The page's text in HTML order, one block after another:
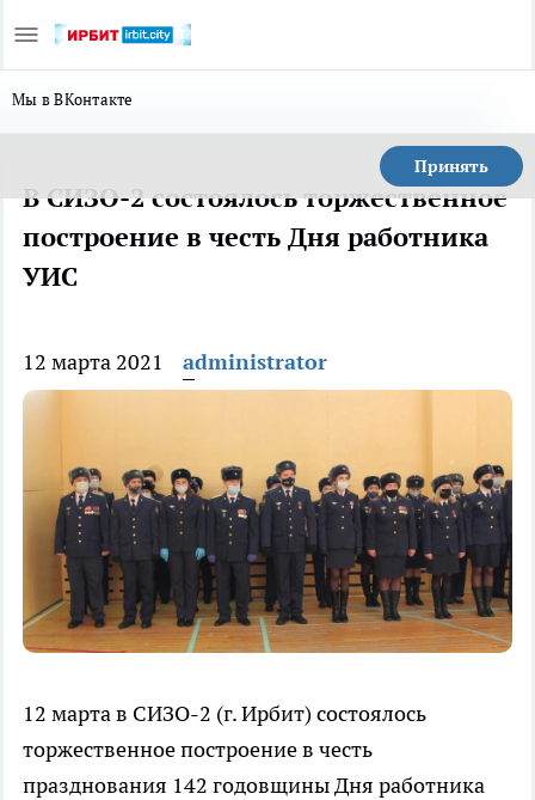
Мы в ВКонтакте
Принять
В СИЗО-2 состоялось торжественное
построение в честь Дня работника
УИС
12 марта 2021 administrator
12 марта в СИЗО-2 (г. Ирбит) состоялось
торжественное построение в честь
празднования 142 годовщины Дня работника